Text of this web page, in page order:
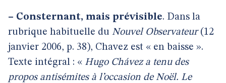
– Consternant, mais prévisible. Dans la
rubrique habituelle du Nouvel Observateur(12
janvier 2006, p. 38), Chavez est « en baisse ».
Texte intégral : « Hugo Chávez a tenu des
propos antisémites à l’occasion de Noël. Le